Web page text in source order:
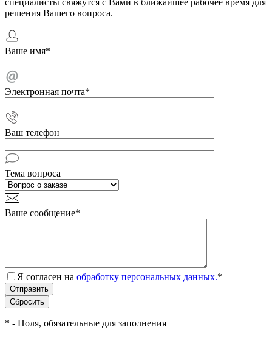
специалисты свяжутся с Вами в ближайшее рабочее время для
решения Вашего вопроса.
Ваше имя*
Электронная почта*
Ваш телефон
Тема вопроса
Ваше сообщение*
Я согласен на обработку персональных данных.*
* - Поля, обязательные для заполнения